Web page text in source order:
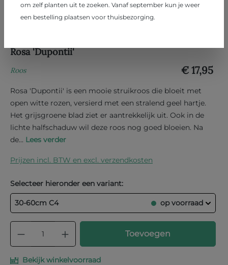
Rosa 'Dupontii'
Roos € 17,95
Rosa 'Dupontii' is een mooie struikroos die bloeit met
open witte rozen, versierd met een stralend geel hartje.
Het grijsgroene blad ziet er aantrekkelijk uit. Ook in de
lichte halfschaduw wil deze roos nog goed bloeien. Na
de... Lees verder
Prijzen incl. BTW en excl. verzendkosten
Selecteer hieronder een variant:
30-60cm C4 op voorraad
Producthoeveelheid: Voer de
Toevoegen
Bekijk winkelvoorraad
om zelf planten uit te zoeken. Vanaf september kun je weer
een bestelling plaatsen voor thuisbezorging.